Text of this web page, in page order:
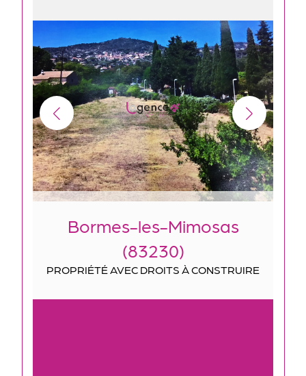
Bormes-les-Mimosas
(83230)
PROPRIÉTÉ AVEC DROITS À CONSTRUIRE